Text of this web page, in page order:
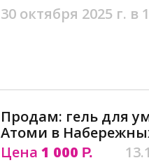
30 октября 2025 г. в
Продам: гель для
Атоми в
Цена 1 000 Р.